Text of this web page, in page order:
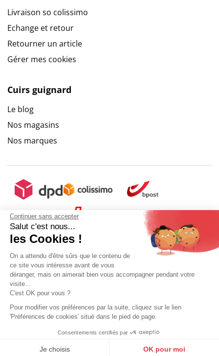
Continuer sans accepter
Salut c'est nous...
les Cookies !
On a attendu d'être sûrs que le contenu de
ce site vous intéresse avant de vous
déranger, mais on aimerait bien vous accompagner pendant votre
visite...
C'est OK pour vous ?
Pour modifier vos préférences par la suite, cliquez sur le lien
'Préférences de cookies' situé dans le pied de page.
Consentements certifiés par
Je choisis OK pour moi
Livraison so colissimo
Echange et retour
Retourner un article
Gérer mes cookies
Cuirs guignard
Le blog
Nos magasins
Nos marques
Gestion des données personnelles